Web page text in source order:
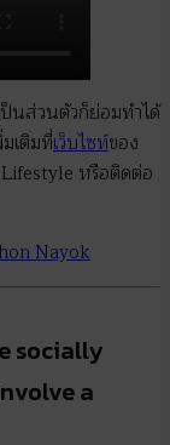
ป็นส่วนตัวก็ย่อมทำได้
เติมที่เว็บไซท์ของ
หรือติดต่อ
Nayok
socially
a